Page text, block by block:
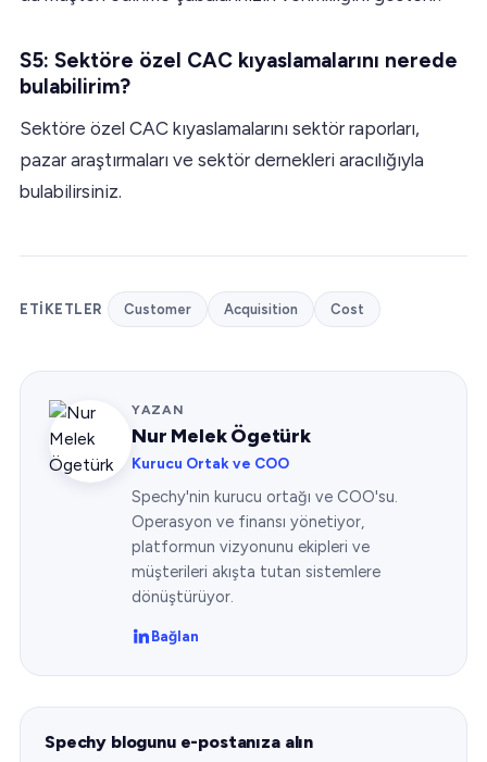
S5: Sektöre özel CAC kıyaslamalarını nerede
bulabilirim?
Sektöre özel CAC kıyaslamalarını sektör raporları,
pazar araştırmaları ve sektör dernekleri aracılığıyla
bulabilirsiniz.
ETIKETLER Customer Acquisition Cost
YAZAN
Nur Melek Ögetürk
Kurucu Ortak ve COO
Spechy'nin kurucu ortağı ve COO'su.
Operasyon ve finansı yönetiyor,
platformun vizyonunu ekipleri ve
müşterileri akışta tutan sistemlere
dönüştürüyor.
Bağlan
Spechy blogunu e-postanıza alın